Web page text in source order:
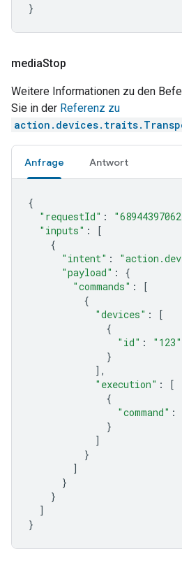
}
mediaStop
Weitere Informationen zu den
Sie in der Referenz zu
Anfrage Antwort
{
"requestId" :
"inputs" :
[
{
"intent" :
"payload" :
{
"commands" :
[
{
"devices" :
[
{
"id" :
"123"
}
],
"execution" :
[
{
"command" :
}
]
}
]
}
}
]
}